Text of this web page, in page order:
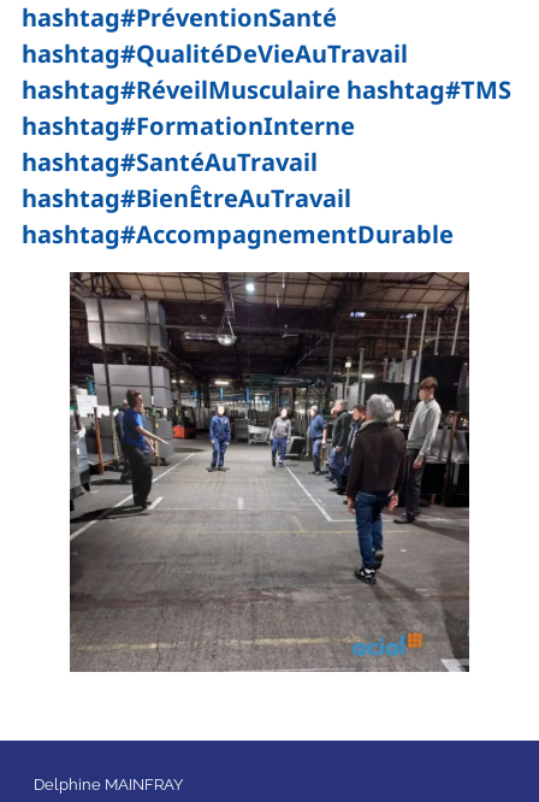
hashtag#PréventionSanté
hashtag#QualitéDeVieAuTravail
hashtag#RéveilMusculaire hashtag#TMS
hashtag#FormationInterne
hashtag#SantéAuTravail
hashtag#BienÊtreAuTravail
hashtag#AccompagnementDurable
Delphine MAINFRAY